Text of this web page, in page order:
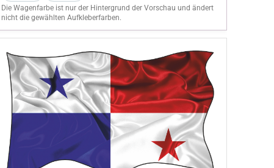
Die Wagenfarbe ist nur der Hintergrund der Vorschau und ändert
nicht die gewählten Aufkleberfarben.